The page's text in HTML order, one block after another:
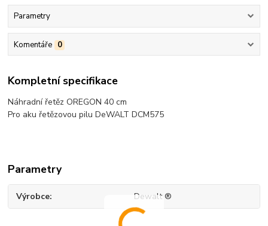
Parametry
Komentáře 0
Kompletní specifikace
Náhradní řetěz OREGON 40 cm
Pro aku řetězovou pilu DeWALT DCM575
Parametry
Výrobce Dewalt ®